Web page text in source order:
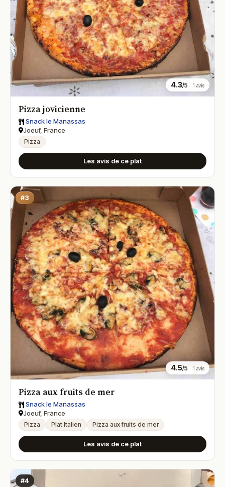
4.3/5 1 avis
Pizza jovicienne
Snack le Manassas
Joeuf, France
Pizza
Les avis de ce plat
#3
4.5/5 1 avis
Pizza aux fruits de mer
Snack le Manassas
Joeuf, France
Pizza Plat Italien Pizza aux fruits de mer
Les avis de ce plat
#4